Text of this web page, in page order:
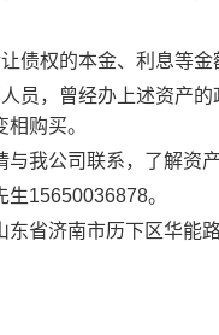
债权的本金、利息等金
员，曾经办上述资产
购买。
与我公司联系，了解资
生15650036878。
东省济南市历下区华能
瀚坤